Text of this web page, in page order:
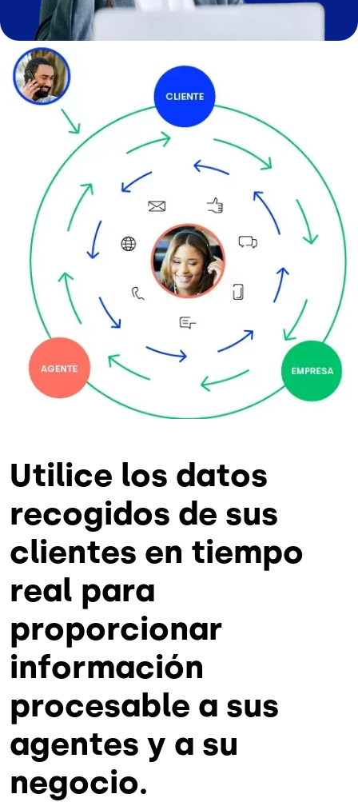
Image
Utilice los datos
recogidos de sus
clientes en tiempo
real para
proporcionar
información
procesable a sus
agentes y a su
negocio.